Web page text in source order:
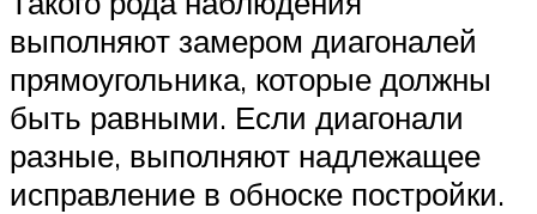
выполняют замером диагоналей
прямоугольника, которые должны
быть равными. Если диагонали
разные, выполняют надлежащее
исправление в обноске постройки.